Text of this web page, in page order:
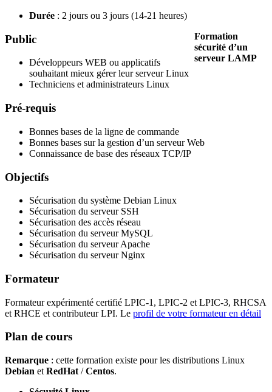
Durée : 2 jours ou 3 jours (14-21 heures)
Formation
sécurité d’un
serveur LAMP
Public
Développeurs WEB ou applicatifs
souhaitant mieux gérer leur serveur Linux
Techniciens et administrateurs Linux
Pré-requis
Bonnes bases de la ligne de commande
Bonnes bases sur la gestion d’un serveur Web
Connaissance de base des réseaux TCP/IP
Objectifs
Sécurisation du système Debian Linux
Sécurisation du serveur SSH
Sécurisation des accès réseau
Sécurisation du serveur MySQL
Sécurisation du serveur Apache
Sécurisation du serveur Nginx
Formateur
Formateur expérimenté certifié LPIC-1, LPIC-2 et LPIC-3, RHCSA
et RHCE et contributeur LPI. Le profil de votre formateur en détail
Plan de cours
Remarque : cette formation existe pour les distributions Linux
Debian et RedHat /Centos.